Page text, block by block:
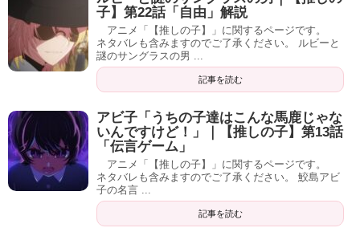
子】第22話「自由」解説
アニメ「【推しの子】」に関するページです。
ネタバレも含みますのでご了承ください。 ルビーと
謎のサングラスの男 ...
記事を読む
アビ子「うちの子達はこんな馬鹿じゃな
いんですけど！」｜【推しの子】第13話
「伝言ゲーム」
アニメ「【推しの子】」に関するページです。
ネタバレも含みますのでご了承ください。 鮫島アビ
子の名言 ...
記事を読む